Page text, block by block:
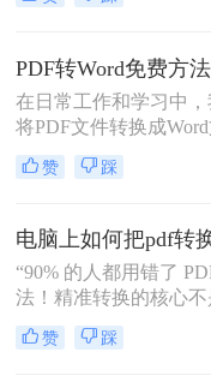
转word文档格式免费呢
现PDF到Word的转换。
在日常工作和学习中
将PDF文件转换成
辑。那么怎么不花钱把
呢？以下是三种可以免
选择最适合的方式。
赞 踩
“90% 的人都用错了
法！精准转换的核心
是选对适配场景”职场
Word” 是高频刚需 ——
赞 踩